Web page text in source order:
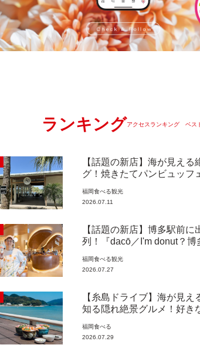
ランキングアクセスランキング ベス
【話題の新店】海が見える
グ！焼きたてパンビュッフ
『Ibiza Beach Cafe』（福
福岡食べる観光
2026.07.11
【話題の新店】博多駅前に
列！『dacō／I'm donut？博
た楽しみ方＆イチオシメニ
福岡食べる観光
2026.07.27
【糸島ドライブ】海が見え
知る隠れ絶景グルメ！好き
はん食堂』（福岡市西区）
福岡食べる
2026.07.29